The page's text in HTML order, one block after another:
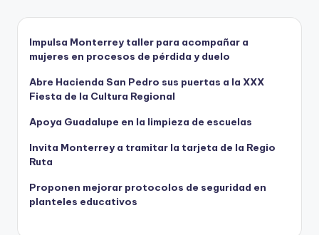
de
entradas
Impulsa Monterrey taller para acompañar a
mujeres en procesos de pérdida y duelo
Abre Hacienda San Pedro sus puertas a la XXX
Fiesta de la Cultura Regional
Apoya Guadalupe en la limpieza de escuelas
Invita Monterrey a tramitar la tarjeta de la Regio
Ruta
Proponen mejorar protocolos de seguridad en
planteles educativos